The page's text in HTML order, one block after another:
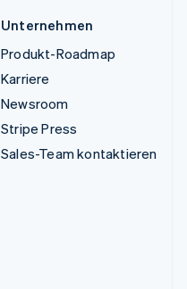
Unternehmen
Produkt-Roadmap
Karriere
Newsroom
Stripe Press
Sales-Team kontaktieren